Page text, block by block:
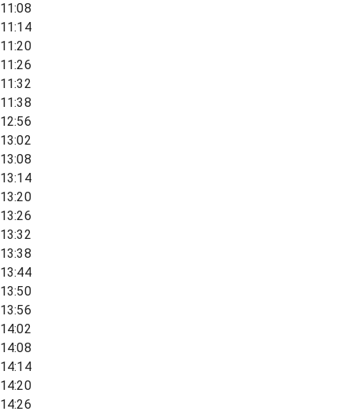
11:08
11:14
11:20
11:26
11:32
11:38
12:56
13:02
13:08
13:14
13:20
13:26
13:32
13:38
13:44
13:50
13:56
14:02
14:08
14:14
14:20
14:26